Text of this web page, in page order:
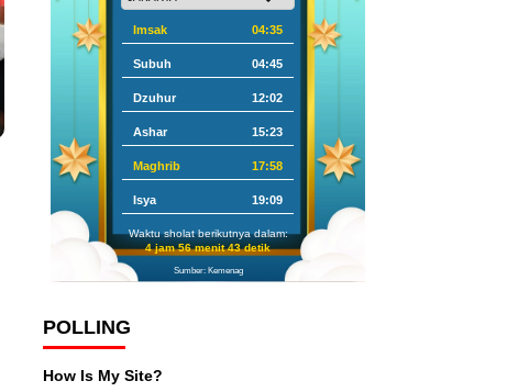
Imsak 04:35
Subuh 04:45
Dzuhur 12:02
Ashar 15:23
Maghrib 17:58
Isya 19:09
Waktu sholat berikutnya dalam:
4 jam 56 menit 41 detik
Sumber: Kemenag
POLLING
How Is My Site?